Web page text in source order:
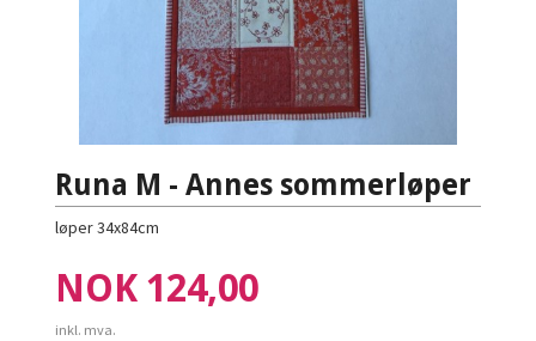
Runa M - Annes sommerløper
løper 34x84cm
Pris
NOK 124,00
inkl. mva.